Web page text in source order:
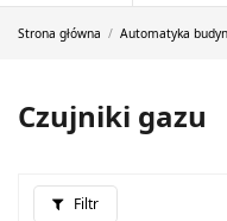
Strona główna Automatyka
Czujniki gazu
Filtr